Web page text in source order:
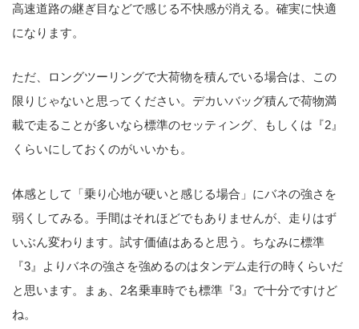
高速道路の継ぎ目などで感じる不快感が消える。確実に快適
になります。
ただ、ロングツーリングで大荷物を積んでいる場合は、この
限りじゃないと思ってください。デカいバッグ積んで荷物満
載で走ることが多いなら標準のセッティング、もしくは『2』
くらいにしておくのがいいかも。
体感として「乗り心地が硬いと感じる場合」にバネの強さを
弱くしてみる。手間はそれほどでもありませんが、走りはず
いぶん変わります。試す価値はあると思う。ちなみに標準
『3』よりバネの強さを強めるのはタンデム走行の時くらいだ
と思います。まぁ、2名乗車時でも標準『3』で十分ですけど
ね。